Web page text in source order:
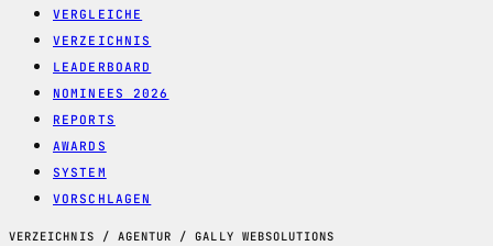
VERGLEICHE
VERZEICHNIS
LEADERBOARD
NOMINEES 2026
REPORTS
AWARDS
SYSTEM
VORSCHLAGEN
VERZEICHNIS / AGENTUR / GALLY WEBSOLUTIONS